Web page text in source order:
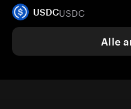
USDCUSDC
Alle